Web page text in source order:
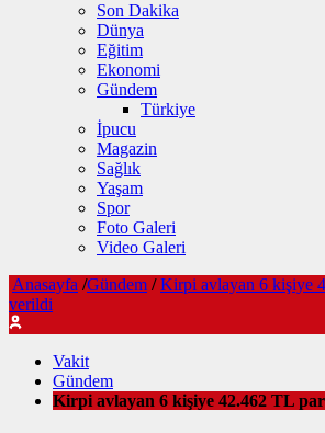
Son Dakika
Dünya
Eğitim
Ekonomi
Gündem
Türkiye
İpucu
Magazin
Sağlık
Yaşam
Spor
Foto Galeri
Video Galeri
Anasayfa /Gündem / Kirpi avlayan 6 kişiye
verildi
Vakit
Gündem
Kirpi avlayan 6 kişiye 42.462 TL